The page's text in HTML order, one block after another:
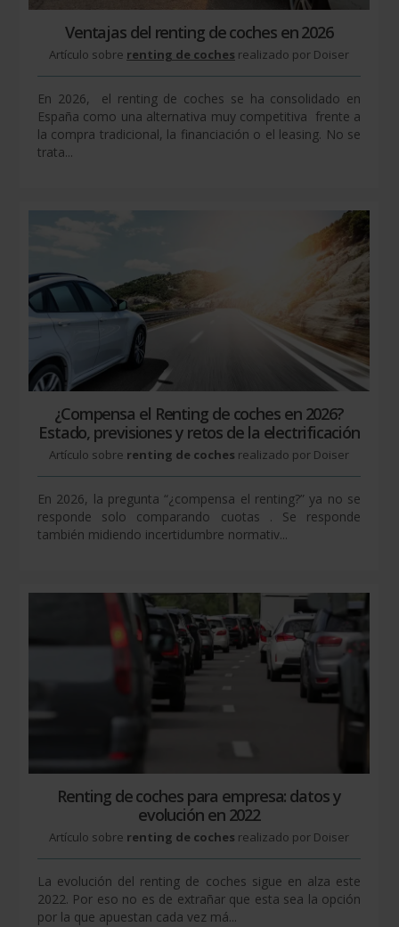
Ventajas del renting de coches en 2026
Artículo sobre renting de coches realizado por Doiser
En 2026, el renting de coches se ha consolidado en
España como una alternativa muy competitiva frente a
la compra tradicional, la financiación o el leasing. No se
trata...
¿Compensa el Renting de coches en 2026?
Estado, previsiones y retos de la electrificación
Artículo sobre renting de coches realizado por Doiser
En 2026, la pregunta “¿compensa el renting?” ya no se
responde solo comparando cuotas . Se responde
también midiendo incertidumbre normativ...
Renting de coches para empresa: datos y
evolución en 2022
Artículo sobre renting de coches realizado por Doiser
La evolución del renting de coches sigue en alza este
2022. Por eso no es de extrañar que esta sea la opción
por la que apuestan cada vez má...